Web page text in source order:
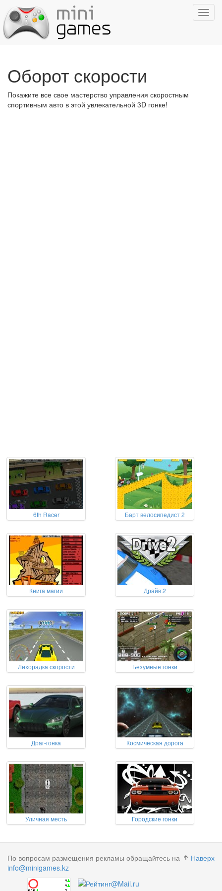
Оборот скорости
Покажите все свое мастерство управления скоростным
спортивным авто в этой увлекательной 3D гонке!
6th Racer Барт велосипедист 2
Книга магии Драйв 2
Лихорадка скорости Безумные гонки
Драг-гонка Космическая дорога
Уличная месть Городские гонки
Наверх
По вопросам размещения рекламы обращайтесь на
info@minigames.kz